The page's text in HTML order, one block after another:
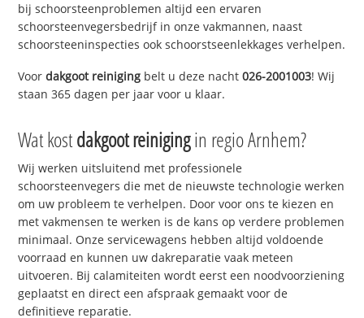
bij schoorsteenproblemen altijd een ervaren
schoorsteenvegersbedrijf in onze vakmannen, naast
schoorsteeninspecties ook schoorstseenlekkages verhelpen.
Voordakgoot reiniging belt u deze nacht026-2001003! Wij
staan 365 dagen per jaar voor u klaar.
Wat kostdakgoot reinigingin regio Arnhem?
Wij werken uitsluitend met professionele
schoorsteenvegers die met de nieuwste technologie werken
om uw probleem te verhelpen. Door voor ons te kiezen en
met vakmensen te werken is de kans op verdere problemen
minimaal. Onze servicewagens hebben altijd voldoende
voorraad en kunnen uw dakreparatie vaak meteen
uitvoeren. Bij calamiteiten wordt eerst een noodvoorziening
geplaatst en direct een afspraak gemaakt voor de
definitieve reparatie.